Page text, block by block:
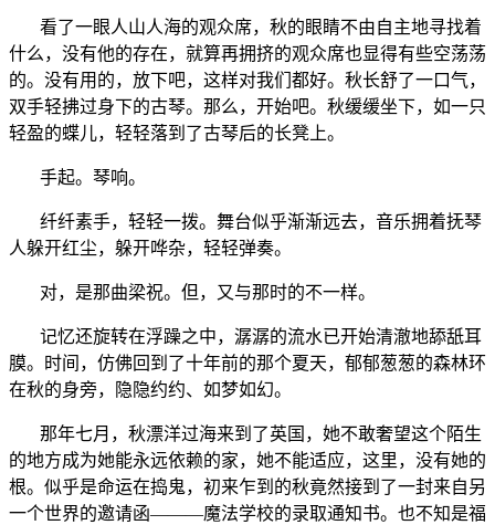
看了一眼人山人海的观众席，秋的眼睛不由自主地寻找着
什么，没有他的存在，就算再拥挤的观众席也显得有些空荡荡
的。没有用的，放下吧，这样对我们都好。秋长舒了一口气，
双手轻拂过身下的古琴。那么，开始吧。秋缓缓坐下，如一只
轻盈的蝶儿，轻轻落到了古琴后的长凳上。
手起。琴响。
纤纤素手，轻轻一拨。舞台似乎渐渐远去，音乐拥着抚琴
人躲开红尘，躲开哗杂，轻轻弹奏。
对，是那曲梁祝。但，又与那时的不一样。
记忆还旋转在浮躁之中，潺潺的流水已开始清澈地舔舐耳
膜。时间，仿佛回到了十年前的那个夏天，郁郁葱葱的森林环
在秋的身旁，隐隐约约、如梦如幻。
那年七月，秋漂洋过海来到了英国，她不敢奢望这个陌生
的地方成为她能永远依赖的家，她不能适应，这里，没有她的
根。似乎是命运在捣鬼，初来乍到的秋竟然接到了一封来自另
一个世界的邀请函———魔法学校的录取通知书。也不知是福